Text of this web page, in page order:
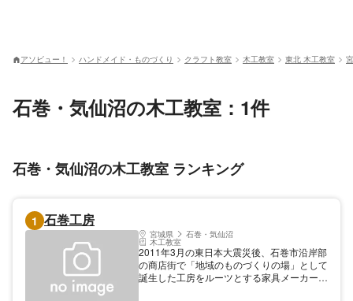
アソビュー！ ハンドメイド・ものづくり クラフト教室 木工教室 東北 木工教室
石巻・気仙沼の木工教室：1件
石巻・気仙沼の木工教室 ランキング
1 石巻工房
宮城県 石巻・気仙沼
木工教室
2011年3月の東日本大震災後、石巻市沿岸部
の商店街で「地域のものづくりの場」として
誕生した工房をルーツとする家具メーカー。